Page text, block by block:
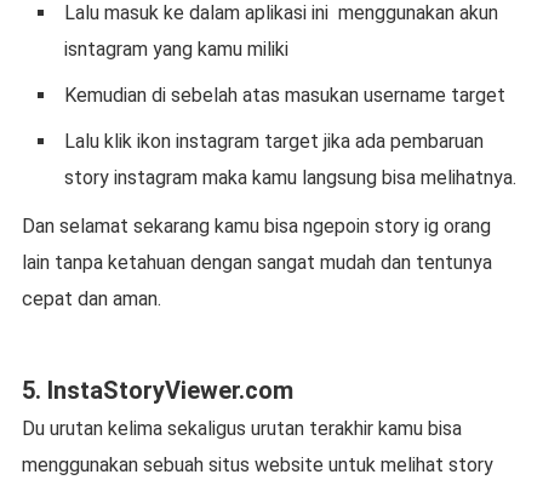
Lalu masuk ke dalam aplikasi ini menggunakan akun
isntagram yang kamu miliki
Kemudian di sebelah atas masukan username target
Lalu klik ikon instagram target jika ada pembaruan
story instagram maka kamu langsung bisa melihatnya.
Dan selamat sekarang kamu bisa ngepoin story ig orang
lain tanpa ketahuan dengan sangat mudah dan tentunya
cepat dan aman.
5. InstaStoryViewer.com
Du urutan kelima sekaligus urutan terakhir kamu bisa
menggunakan sebuah situs website untuk melihat story